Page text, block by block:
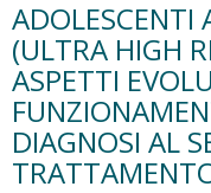
ADOLESCENTI
(ULTRA HIGH
ASPETTI
DIAGNOSI AL